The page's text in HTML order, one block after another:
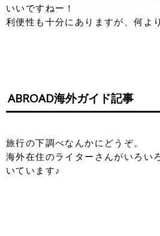
いいですねー！
利便性も十分にありますが、何よ
ABROAD海外ガイド記事
旅行の下調べなんかにどうぞ。
海外在住のライターさんがいろい
いています♪